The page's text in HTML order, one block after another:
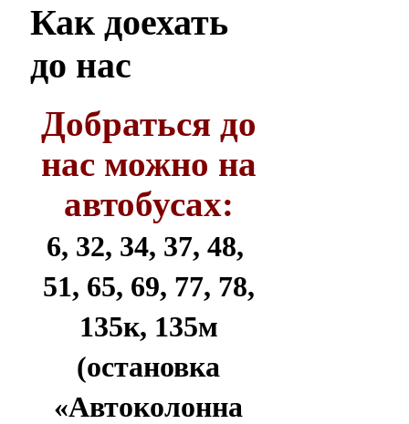
Как доехать
до нас
Добраться до
нас можно на
автобусах:
6, 32, 34, 37, 48,
51, 65, 69, 77, 78,
135к, 135м
(остановка
«Автоколонна